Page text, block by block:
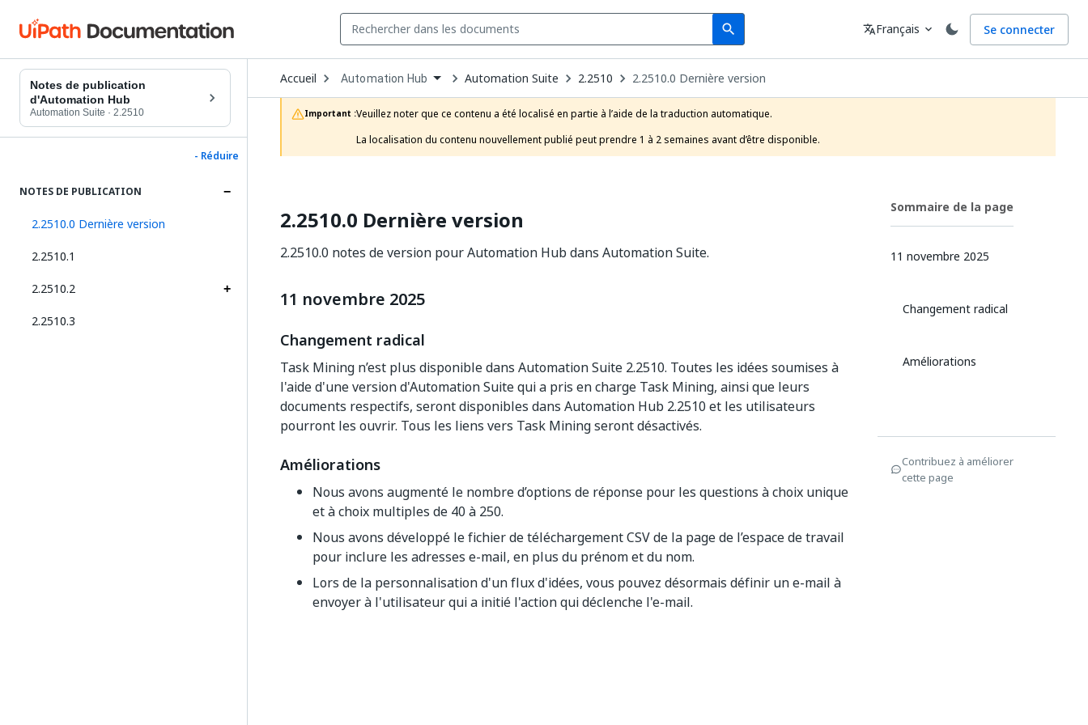
search
Search Langue
translateFrançais expand_more Se connecter
Notes de publication
d'Automation Hub
Automation Suite · 2.2510
- Réduire
NOTES DE PUBLICATION
2.2510.0 Dernière version
2.2510.1
2.2510.2
2.2510.3
Accueil Open
Dropdown
to
choose
product
Automation Hub Automation Suite 2.2510 2.2510.0 Dernière version
Important :Veuillez noter que ce contenu a été localisé en partie à l’aide de la traduction automatique.
La localisation du contenu nouvellement publié peut prendre 1 à 2 semaines avant d’être disponible.
2.2510.0 Dernière version
2.2510.0 notes de version pour Automation Hub dans Automation Suite.
11 novembre 2025
Changement radical
Task Mining n’est plus disponible dans Automation Suite 2.2510. Toutes les idées soumises à
l'aide d'une version d'Automation Suite qui a pris en charge Task Mining, ainsi que leurs
documents respectifs, seront disponibles dans Automation Hub 2.2510 et les utilisateurs
pourront les ouvrir. Tous les liens vers Task Mining seront désactivés.
Améliorations
Nous avons augmenté le nombre d’options de réponse pour les questions à choix unique
et à choix multiples de 40 à 250.
Nous avons développé le fichier de téléchargement CSV de la page de l’espace de travail
pour inclure les adresses e-mail, en plus du prénom et du nom.
Lors de la personnalisation d'un flux d'idées, vous pouvez désormais définir un e-mail à
envoyer à l'utilisateur qui a initié l'action qui déclenche l'e-mail.
Sommaire de la page
11 novembre 2025
Changement radical
Améliorations
Contribuez à améliorer
cette page